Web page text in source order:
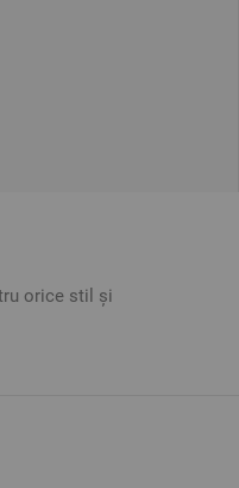
orice stil și